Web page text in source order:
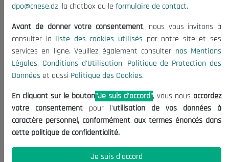
Mentions Légales
Conditions d'Utilisation
Politique de Protection des Données
Politique des Cookies
Nous Contacter
(+213) 021 98 01 00|01|02
contact@cnese.dz
Suggestions ou Initiatives ?
Newsletter
dernières nouvelles.
dpo@cnese.dz, la chatbox ou le formulaire de contact.
Avant de donner votre consentement, nous vous invitons à
consulter la liste des cookies utilisés par notre site et ses
services en ligne. Veuillez également consulter nos Mentions
Légales, Conditions d'Utilisation, Politique de Protection des
Données et aussi Politique des Cookies.
En cliquant sur le bouton"Je suis d'accord", vous nous accordez
votre consentement pour l'utilisation de vos données à
caractère personnel, conformément aux termes énoncés dans
cette politique de confidentialité.
Je suis d'accord